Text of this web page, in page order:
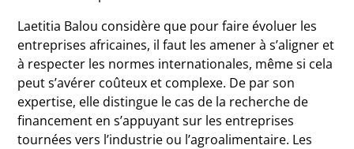
Laetitia Balou considère que pour faire évoluer les
entreprises africaines, il faut les amener à s’aligner et
à respecter les normes internationales, même si cela
peut s’avérer coûteux et complexe. De par son
expertise, elle distingue le cas de la recherche de
financement en s’appuyant sur les entreprises
tournées vers l’industrie ou l’agroalimentaire. Les